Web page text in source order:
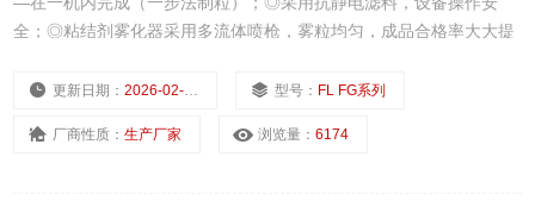
全；◎粘结剂雾化器采用多流体喷枪，雾粒均匀，成品合格率大大提
更新日期：2026-02-28 型号： FL FG系列
厂商性质：生产厂家 浏览量：6174